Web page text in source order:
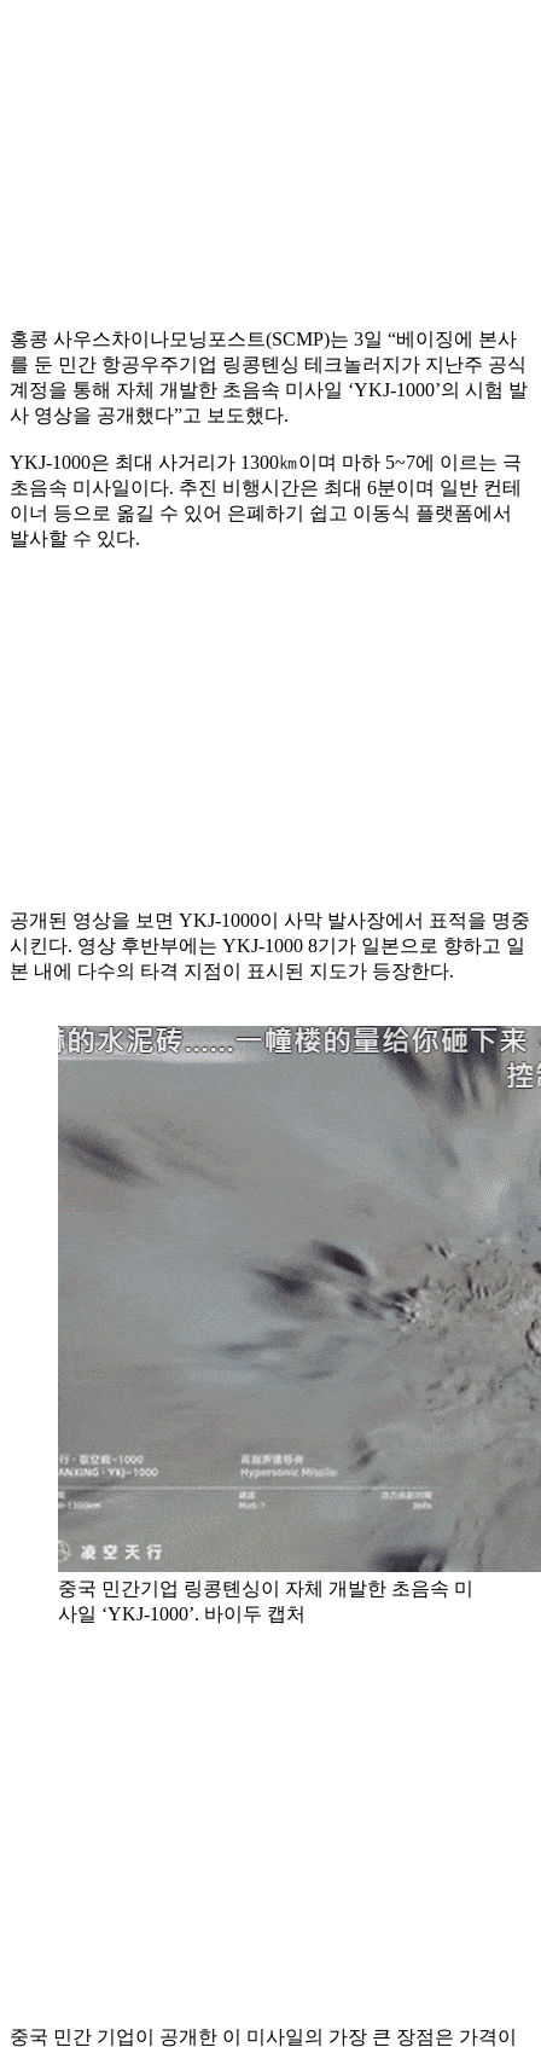
홍콩 사우스차이나모닝포스트(SCMP)는 3일 “베이징에 본사
를 둔 민간 항공우주기업 링콩톈싱 테크놀러지가 지난주 공식
계정을 통해 자체 개발한 초음속 미사일 ‘YKJ-1000’의 시험 발
사 영상을 공개했다”고 보도했다.
YKJ-1000은 최대 사거리가 1300㎞이며 마하 5~7에 이르는 극
초음속 미사일이다. 추진 비행시간은 최대 6분이며 일반 컨테
이너 등으로 옮길 수 있어 은폐하기 쉽고 이동식 플랫폼에서
발사할 수 있다.
공개된 영상을 보면 YKJ-1000이 사막 발사장에서 표적을 명중
시킨다. 영상 후반부에는 YKJ-1000 8기가 일본으로 향하고 일
본 내에 다수의 타격 지점이 표시된 지도가 등장한다.
중국 민간기업 링콩톈싱이 자체 개발한 초음속 미
사일 ‘YKJ-1000’. 바이두 캡처
중국 민간 기업이 공개한 이 미사일의 가장 큰 장점은 가격이